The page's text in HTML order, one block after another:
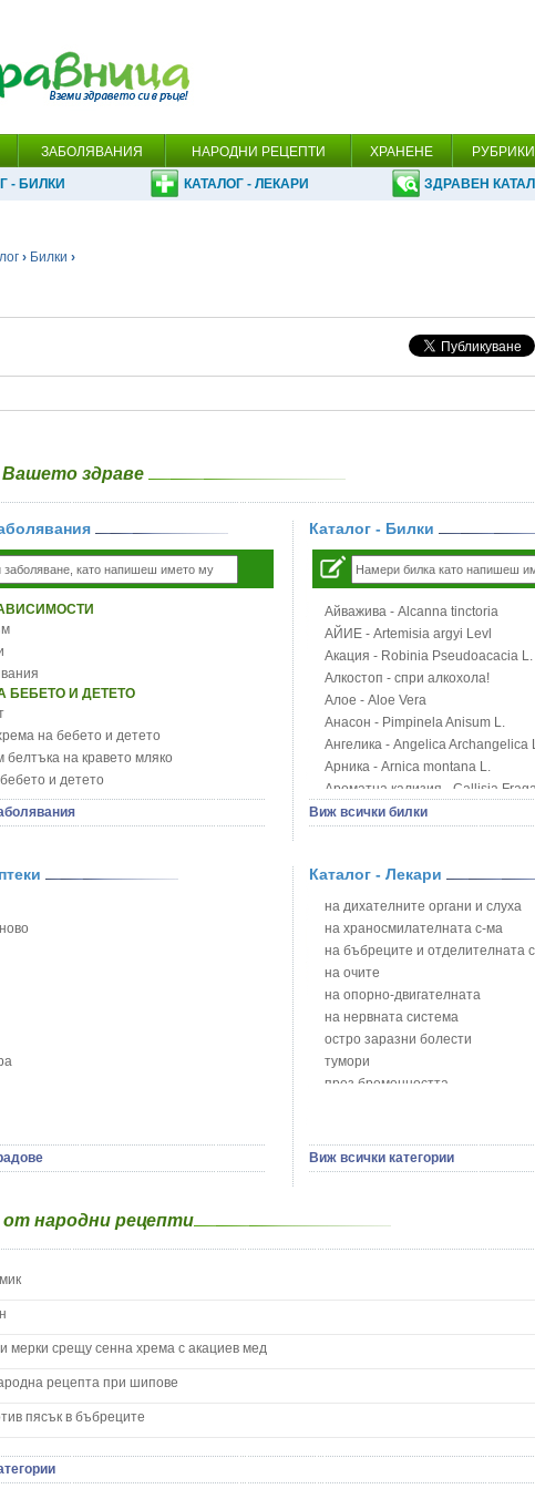
ЗАБОЛЯВАНИЯ НАРОДНИ РЕЦЕПТИ ХРАНЕНЕ РУБРИКИ
- БИЛКИ КАТАЛОГ - ЛЕКАРИ ЗДРАВЕН
› Билки ›
Вашето здраве
БЕБЕТО И ДЕТЕТО
на бебето и детето
белтъка на кравето мляко
и детето
и детето
деца
при бебето и детето
при деца
на бебето и детето
на ушите на бебето и детето
на новороденото
и детето
и детето
бебето и детето
- енуреза
Каталог - Билки
Айважива - Alcanna tinctoria
АЙИЕ - Artemisia argyi Levl
Акация - Robinia Pseudoacacia L.
Алкостоп - спри алкохола!
Алое - Aloe Vera
Анасон - Pimpinela Anisum L.
Ангелика - Angelica Archangelica
Арника - Arnica montana L.
Ароматна кализия - Callisia
Арония - Sorbus melanocorpa
Блатен аир - Acorus calamus L.
Блатен тъжник - Spirea ulmaria L.
Блян
Бобови шушулки - Phaseolus
Божур - Paeonia Decora
Борови връхчета - Pinus sylvestris
Босилек - Ocimum Basillicum
Брей - Tamus Communis
Брош - Rubia tinctorum L.
Бръшлян - Hedera helix L.
Бял имел - Viscum album L.
Бял оман - Inula Helenium L.
Бяла върба - Salix Аlba
Вратига - Tanacetrum Vulgare
Виж всички билки
Каталог - Лекари
на дихателните органи и слуха
на храносмилателната с-ма
на бъбреците и отделителната
на очите
на опорно-двигателната
на нервната система
остро заразни болести
тумори
през бременността
сексуални проблеми
на половите органи
Виж всички категории
народни рецепти
мерки срещу сенна хрема с акациев мед
рецепта при шипове
пясък в бъбреците